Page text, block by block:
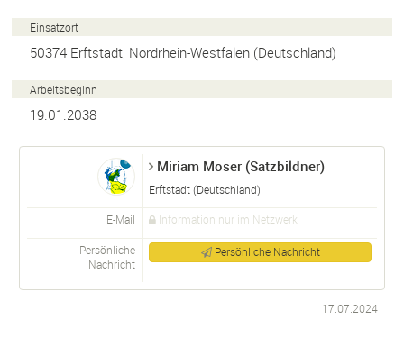
Einsatzort
50374 Erftstadt, Nordrhein-Westfalen (Deutschland)
Arbeitsbeginn
19.01.2038
Miriam Moser (Satzbildner)
Erftstadt (Deutschland)
E-Mail Information nur im Netzwerk
Persönliche
Nachricht
Persönliche Nachricht
17.07.2024